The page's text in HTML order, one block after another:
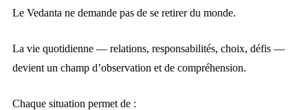
Le Vedanta ne demande pas de se retirer du monde.
La vie quotidienne — relations, responsabilités, choix, défis —
devient un champ d’observation et de compréhension.
Chaque situation permet de :